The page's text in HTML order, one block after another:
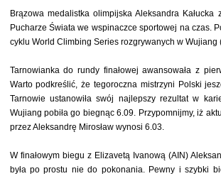
Brązowa medalistka olimpijska Aleksandra
Pucharze Świata we wspinaczce sportowej na czas.
cyklu World Climbing Series rozgrywanych w Wujiang
Tarnowianka do rundy finałowej awansowała z
Warto podkreślić, że tegoroczna mistrzyni Polski
Tarnowie ustanowiła swój najlepszy rezultat w
Wujiang pobiła go biegnąc 6.09. Przypomnijmy, iż
przez Aleksandrę Mirosław wynosi 6.03.
W finałowym biegu z Elizavetą Ivanową (AIN)
była po prostu nie do pokonania. Pewny i szybki